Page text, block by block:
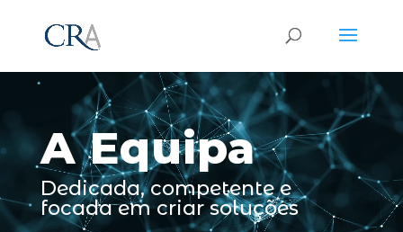
Reprodutor
A Equipa
Dedicada, competente e
focada em criar soluções